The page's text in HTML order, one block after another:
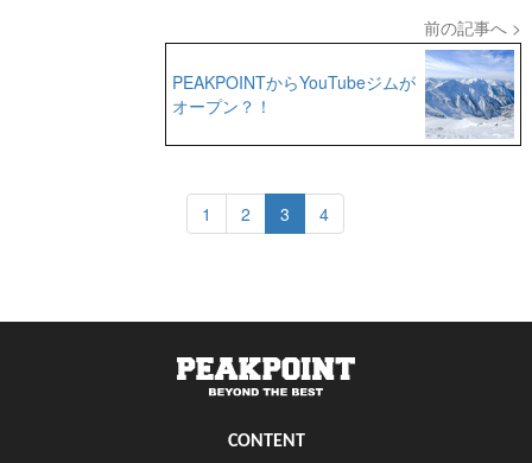
前の記事へ >
PEAKPOINTからYouTubeジムが
オープン？！
1 2 3 4
CONTENT